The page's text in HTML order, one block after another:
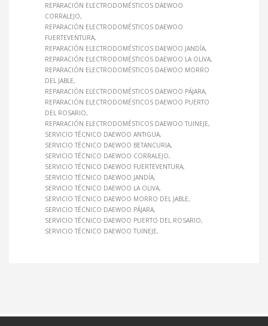
REPARACIÓN ELECTRODOMÉSTICOS DAEWOO
CORRALEJO
REPARACIÓN ELECTRODOMÉSTICOS DAEWOO
FUERTEVENTURA
REPARACIÓN ELECTRODOMÉSTICOS DAEWOO JANDÍA
REPARACIÓN ELECTRODOMÉSTICOS DAEWOO LA OLIVA
REPARACIÓN ELECTRODOMÉSTICOS DAEWOO MORRO
DEL JABLE
REPARACIÓN ELECTRODOMÉSTICOS DAEWOO PÁJARA
REPARACIÓN ELECTRODOMÉSTICOS DAEWOO PUERTO
DEL ROSARIO
REPARACIÓN ELECTRODOMÉSTICOS DAEWOO TUINEJE
SERVICIO TÉCNICO DAEWOO ANTIGUA
SERVICIO TÉCNICO DAEWOO BETANCURIA
SERVICIO TÉCNICO DAEWOO CORRALEJO
SERVICIO TÉCNICO DAEWOO FUERTEVENTURA
SERVICIO TÉCNICO DAEWOO JANDÍA
SERVICIO TÉCNICO DAEWOO LA OLIVA
SERVICIO TÉCNICO DAEWOO MORRO DEL JABLE
SERVICIO TÉCNICO DAEWOO PÁJARA
SERVICIO TÉCNICO DAEWOO PUERTO DEL ROSARIO
SERVICIO TÉCNICO DAEWOO TUINEJE